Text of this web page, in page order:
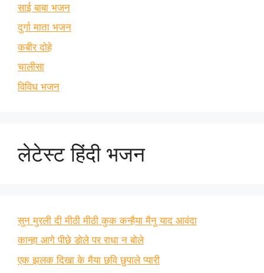
साई बाबा भजन
दुर्गा माता भजन
कबीर दोहे
चालीसा
विविध भजन
लेटेस्ट हिंदी भजन
सुन मुरली दी मीठी मीठी कुक कन्हैया मैनु याद आवंदा
कान्हा आगे पीछे डोले पर राधा न बोले
एक झलक दिखा के मैया छवि छुपाले प्यारी